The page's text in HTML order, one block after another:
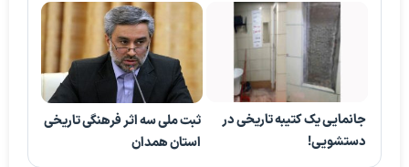
جانمایی یک کتیبه تاریخی در
دستشویی!
ثبت ملی سه اثر فرهنگی تاریخی
استان همدان